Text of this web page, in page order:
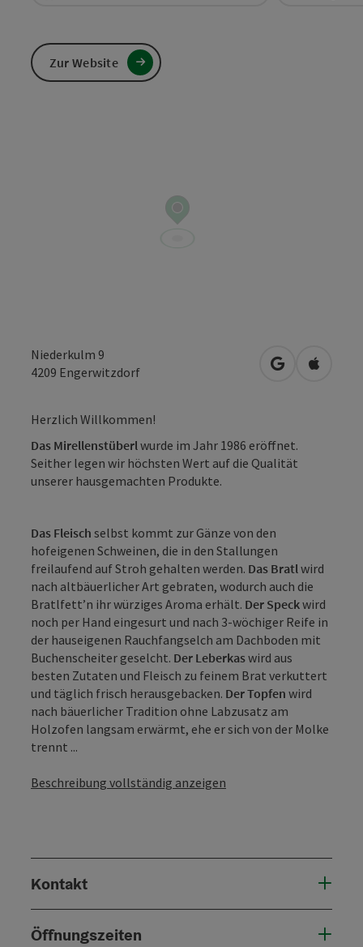
Niederkulm 9
4209 Engerwitzdorf in Google
in
Herzlich Willkommen!
Das Mirellenstüberlwurde im Jahr 1986 eröffnet.
Seither legen wir höchsten Wert auf die Qualität
unserer hausgemachten Produkte.
Das Fleisch selbst kommt zur Gänze von den
hofeigenen Schweinen, die in den Stallungen
freilaufend auf Stroh gehalten werden. Das Bratlwird
nach altbäuerlicher Art gebraten, wodurch auch die
Bratlfett’n ihr würziges Aroma erhält. Der Speckwird
noch per Hand eingesurt und nach 3-wöchiger Reife in
der hauseigenen Rauchfangselch am Dachboden mit
Buchenscheiter geselcht. Der Leberkaswird aus
besten Zutaten und Fleisch zu feinem Brat verkuttert
und täglich frisch herausgebacken. Der Topfen wird
nach bäuerlicher Tradition ohne Labzusatz am
Holzofen langsam erwärmt, ehe er sich von der Molke
trennt ...
Beschreibung vollständig anzeigen
Kontakt
Öffnungszeiten
Zur Website